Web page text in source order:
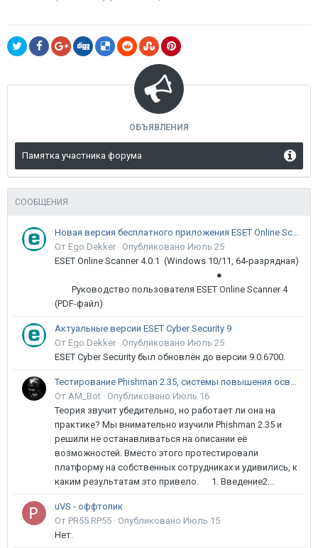
ОБЪЯВЛЕНИЯ
Памятка участника форума
СООБЩЕНИЯ
Новая версия бесплатного приложения ESET Online Scanner доступна пользователям
От Ego Dekker · Опубликовано Июль 25
ESET Online Scanner 4.0.1 (Windows 10/11, 64-разрядная)
●
Руководство пользователя ESET Online Scanner 4
(PDF-файл)
Актуальные версии ESET Cyber Security 9
От Ego Dekker · Опубликовано Июль 25
ESET Cyber Security был обновлён до версии 9.0.6700.
Тестирование Phishman 2.35, системы повышения осведомлённости пользователей в сфере ИБ
От AM_Bot · Опубликовано Июль 16
Теория звучит убедительно, но работает ли она на
практике? Мы внимательно изучили Phishman 2.35 и
решили не останавливаться на описании её
возможностей. Вместо этого протестировали
платформу на собственных сотрудниках и удивились, к
каким результатам это привело. 1. Введение2...
uVS - оффтопик
От PR55.RP55 · Опубликовано Июль 15
Нет.